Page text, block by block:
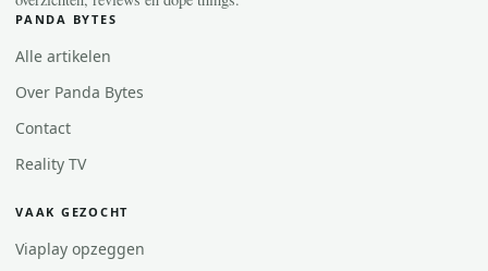
PANDA BYTES
Alle artikelen
Over Panda Bytes
Contact
Reality TV
VAAK GEZOCHT
Viaplay opzeggen